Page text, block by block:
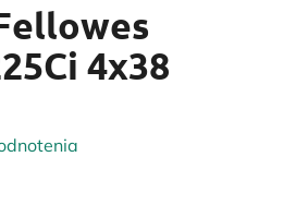
4x38